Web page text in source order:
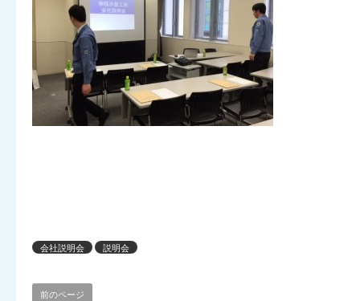
会社説明会 説明会
前のページ